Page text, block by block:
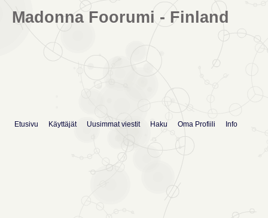
Madonna Foorumi - Finland
Etusivu Käyttäjät Uusimmat viestit Haku Oma Profiili Info